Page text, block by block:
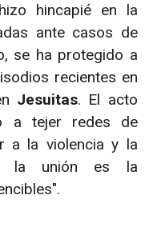
hincapié en la
ante casos de
se ha protegido a
recientes en
Jesuitas. El acto
a tejer redes de
a la violencia y la
la unión es la